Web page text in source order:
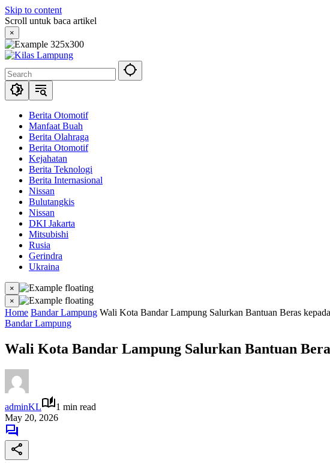
Skip to content
Scroll untuk baca artikel
×
Berita Otomotif
Manfaat Buah
Berita Olahraga
Berita Otomotif
Kejahatan
Berita Teknologi
Berita Internasional
Nissan
Bulutangkis
Nissan
DKI Jakarta
Mitsubishi
Rusia
Gerindra
Ukraina
×
×
Home Bandar Lampung Wali Kota Bandar Lampung Salurkan Bantuan Beras
Bandar Lampung
Wali Kota Bandar Lampung Salurkan Bantuan
adminKL
1 min read
May 20, 2026